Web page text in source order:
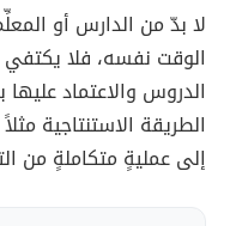
لا بدّ من الدارس أو
الوقت نفسه، فلا يكتفي
الدروس والاعتماد
الطريقة الاستنتاجية
إلى عمليةٍ متكاملةٍ من